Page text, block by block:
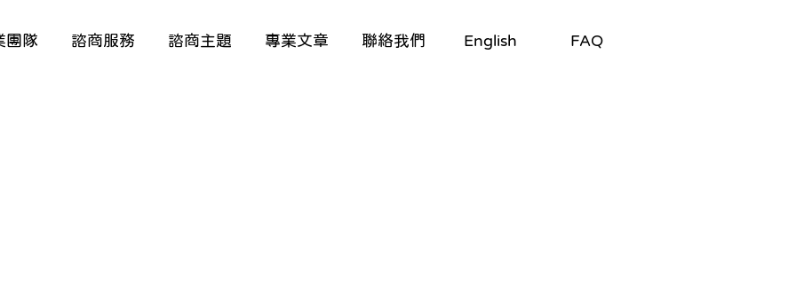
團隊 諮商服務 諮商主題 專業文章 聯絡我們 English FAQ